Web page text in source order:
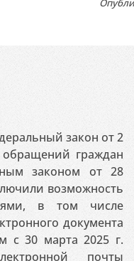
закон от 2
граждан
законом от 28
возможность
в том числе
документа
с 30 марта 2025 г.
почты